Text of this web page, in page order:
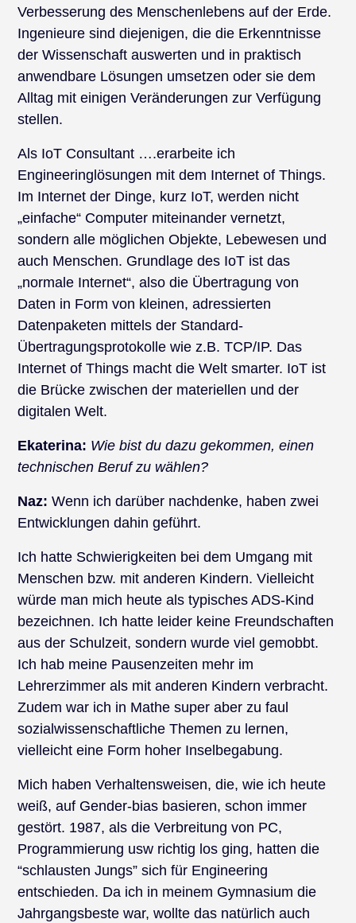
Verbesserung des Menschenlebens auf der Erde.
Ingenieure sind diejenigen, die die Erkenntnisse
der Wissenschaft auswerten und in praktisch
anwendbare Lösungen umsetzen oder sie dem
Alltag mit einigen Veränderungen zur Verfügung
stellen.
Als IoT Consultant ….erarbeite ich
Engineeringlösungen mit dem Internet of Things.
Im Internet der Dinge, kurz IoT, werden nicht
„einfache“ Computer miteinander vernetzt,
sondern alle möglichen Objekte, Lebewesen und
auch Menschen. Grundlage des IoT ist das
„normale Internet“, also die Übertragung von
Daten in Form von kleinen, adressierten
Datenpaketen mittels der Standard-
Übertragungsprotokolle wie z.B. TCP/IP. Das
Internet of Things macht die Welt smarter. IoT ist
die Brücke zwischen der materiellen und der
digitalen Welt.
Ekaterina: Wie bist du dazu gekommen, einen
technischen Beruf zu wählen?
Naz: Wenn ich darüber nachdenke, haben zwei
Entwicklungen dahin geführt.
Ich hatte Schwierigkeiten bei dem Umgang mit
Menschen bzw. mit anderen Kindern. Vielleicht
würde man mich heute als typisches ADS-Kind
bezeichnen. Ich hatte leider keine Freundschaften
aus der Schulzeit, sondern wurde viel gemobbt.
Ich hab meine Pausenzeiten mehr im
Lehrerzimmer als mit anderen Kindern verbracht.
Zudem war ich in Mathe super aber zu faul
sozialwissenschaftliche Themen zu lernen,
vielleicht eine Form hoher Inselbegabung.
Mich haben Verhaltensweisen, die, wie ich heute
weiß, auf Gender-bias basieren, schon immer
gestört. 1987, als die Verbreitung von PC,
Programmierung usw richtig los ging, hatten die
“schlausten Jungs” sich für Engineering
entschieden. Da ich in meinem Gymnasium die
Jahrgangsbeste war, wollte das natürlich auch